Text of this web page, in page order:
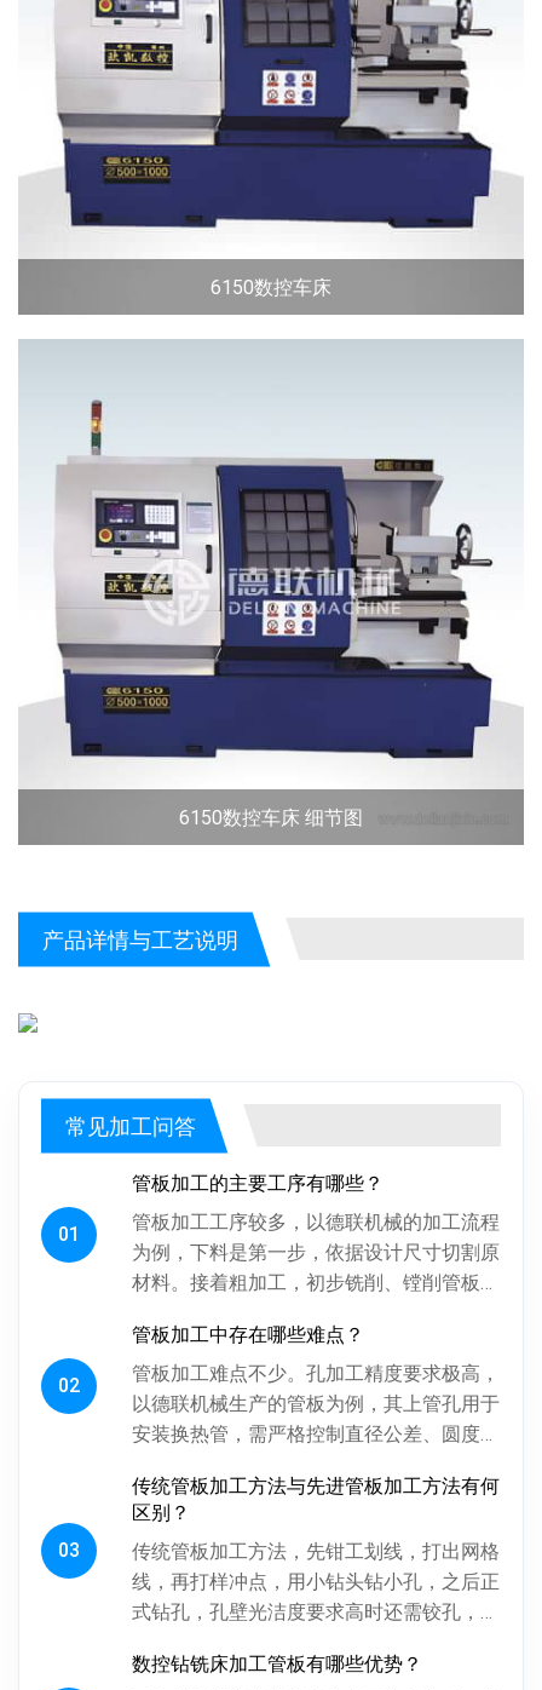
6150数控车床
6150数控车床 细节图
产品详情与工艺说明
常见加工问答
01
管板加工的主要工序有哪些？
管板加工工序较多，以德联机械的加工流程
为例，下料是第一步，依据设计尺寸切割原
材料。接着粗加工，初步铣削、镗削管板各
关键，通过射线、超声波探伤检...
02
管板加工中存在哪些难点？
管板加工难点不少。孔加工精度要求极高，
以德联机械生产的管板为例，其上管孔用于
安装换热管，需严格控制直径公差、圆度、
影响换热管安装与设备性能。板...
03
传统管板加工方法与先进管板加工方法有何
区别？
传统管板加工方法，先钳工划线，打出网格
线，再打样冲点，用小钻头钻小孔，之后正
式钻孔，孔壁光洁度要求高时还需铰孔，最
摇臂定位，劳动强度大、效率低...
数控钻铣床加工管板有哪些优势？